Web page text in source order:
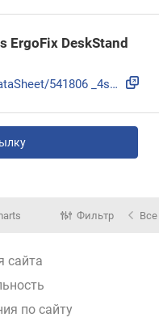
ErgoFix DeskStand
https://media.4smarts.eu/Public/DataSheet/541806 _4smarts_T...
Фильтр
сайта
по сайту